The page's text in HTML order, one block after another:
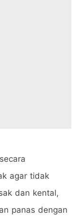
agar tidak
dan kental,
panas dengan